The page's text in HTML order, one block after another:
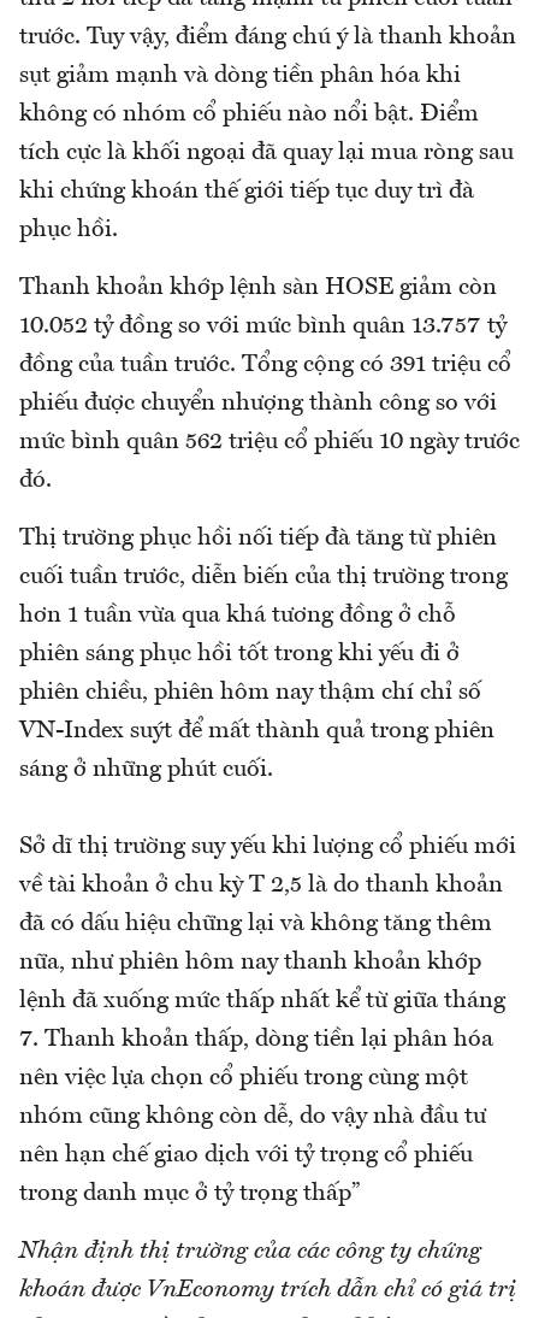
trước. Tuy vậy, điểm đáng chú ý là thanh khoản
sụt giảm mạnh và dòng tiền phân hóa khi
không có nhóm cổ phiếu nào nổi bật. Điểm
tích cực là khối ngoại đã quay lại mua ròng sau
khi chứng khoán thế giới tiếp tục duy trì đà
phục hồi.
Thanh khoản khớp lệnh sàn HOSE giảm còn
10.052 tỷ đồng so với mức bình quân 13.757 tỷ
đồng của tuần trước. Tổng cộng có 391 triệu cổ
phiếu được chuyển nhượng thành công so với
mức bình quân 562 triệu cổ phiếu 10 ngày trước
đó.
Thị trường phục hồi nối tiếp đà tăng từ phiên
cuối tuần trước, diễn biến của thị trường trong
hơn 1 tuần vừa qua khá tương đồng ở chỗ
phiên sáng phục hồi tốt trong khi yếu đi ở
phiên chiều, phiên hôm nay thậm chí chỉ số
VN-Index suýt để mất thành quả trong phiên
sáng ở những phút cuối.
Sở dĩ thị trường suy yếu khi lượng cổ phiếu mới
về tài khoản ở chu kỳ T 2,5 là do thanh khoản
đã có dấu hiệu chững lại và không tăng thêm
nữa, như phiên hôm nay thanh khoản khớp
lệnh đã xuống mức thấp nhất kể từ giữa tháng
7. Thanh khoản thấp, dòng tiền lại phân hóa
nên việc lựa chọn cổ phiếu trong cùng một
nhóm cũng không còn dễ, do vậy nhà đầu tư
nên hạn chế giao dịch với tỷ trọng cổ phiếu
trong danh mục ở tỷ trọng thấp”
Nhận định thị trường của các công ty chứng
khoán được VnEconomy trích dẫn chỉ có giá trị